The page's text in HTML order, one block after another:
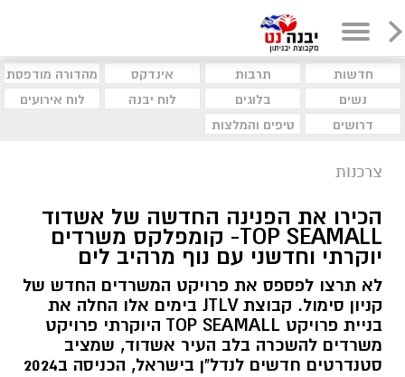
חדשות תרבות אינדקס
מהדורה מודפסת
נשים
בלוגים לוח יבנה
לוח אירועים
דרושים
טיפים והמלצות
צרכנות
הכירו את הפנינה החדשה של אשדוד
TOP SEAMALL- קומפלקס משרדים
יוקרתי וחדשני עם נוף מרהיב לים
לא תרצו לפספס את פרויקט המשרדים החדש של
קניון סימול. קבוצת JTLV בימים אלו החלה את
בניית פרויקט TOP SEAMALL היוקרתי פרויקט
משרדים להשכרה בלב העיר אשדוד, שמציב
סטנדרטים חדשים לנדל"ן בישראל, הכניסה ב2024